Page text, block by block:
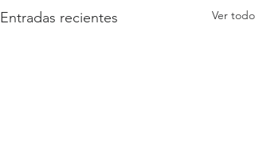
Entradas recientes Ver todo